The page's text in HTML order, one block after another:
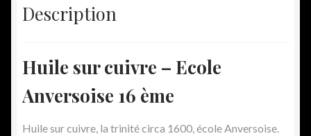
Description
Huile sur cuivre – Ecole
Anversoise 16 ème
Huile sur cuivre, la trinité circa 1600, école Anversoise.